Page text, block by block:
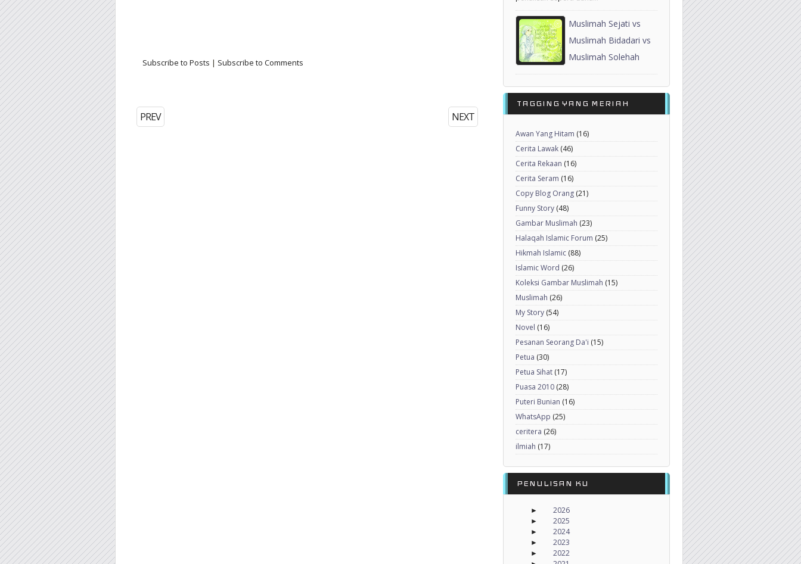
Subscribe to Posts | Subscribe to Comments
NEXT
PREV
Muslimah Sejati vs
Muslimah Bidadari vs
Muslimah Solehah
TAGGING YANG MERIAH
Awan Yang Hitam (16)
Cerita Lawak (46)
Cerita Rekaan (16)
Cerita Seram (16)
Copy Blog Orang (21)
Funny Story (48)
Gambar Muslimah (23)
Halaqah Islamic Forum (25)
Hikmah Islamic (88)
Islamic Word (26)
Koleksi Gambar Muslimah (15)
Muslimah (26)
My Story (54)
Novel (16)
Pesanan Seorang Da'i (15)
Petua (30)
Petua Sihat (17)
Puasa 2010 (28)
Puteri Bunian (16)
WhatsApp (25)
ceritera (26)
ilmiah (17)
PENULISAN KU
► 2026
► 2025
► 2024
► 2023
► 2022